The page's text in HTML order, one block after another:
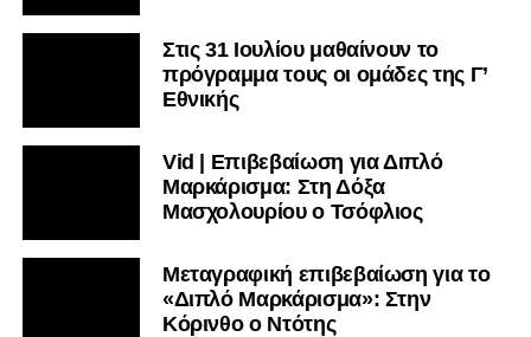
Στις 31 Ιουλίου μαθαίνουν το
πρόγραμμα τους οι ομάδες της Γ’
Εθνικής
Vid | Επιβεβαίωση για Διπλό
Μαρκάρισμα: Στη Δόξα
Μασχολουρίου ο Τσόφλιος
Μεταγραφική επιβεβαίωση για το
«Διπλό Μαρκάρισμα»: Στην
Κόρινθο ο Ντότης